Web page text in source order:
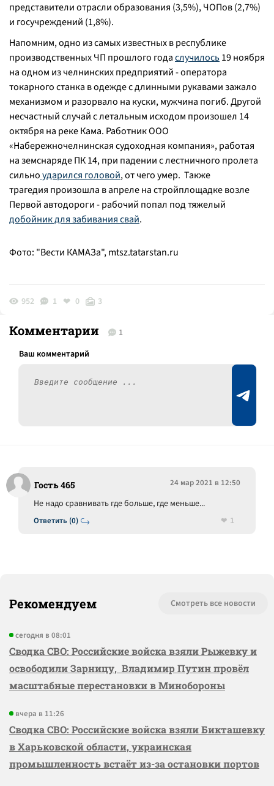
представители отрасли образования (3,5%), ЧОПов (2,7%)
и госучреждений (1,8%).
Напомним, одно из самых известных в республике
производственных ЧП прошлого годаслучилось19 ноября
на одном из челнинских предприятий - оператора
токарного станка в одежде с длинными рукавами зажало
механизмом и разорвало на куски, мужчина погиб. Другой
несчастный случай с летальным исходом произошел 14
октября на реке Кама. Работник ООО
«Набережночелнинская судоходная компания», работая
на земснаряде ПК 14, при падении с лестничного пролета
сильноударился головой, от чего умер. Также
трагедия произошла в апреле на стройплощадке возле
Первой автодороги - рабочий попал под тяжелый
добойник для забивания свай.
Фото: "Вести КАМАЗа",mtsz.tatarstan.ru
952 1 0 3
Комментарии 1
Гость 465 24 мар 2021 в 12:50
Ответить (0)
Не надо сравнивать где больше, где меньше...
1
Рекомендуем Смотреть все новости
сегодня в 08:01
Сводка СВО: Российские войска взяли Рыжевку и
освободили Зарницу, Владимир Путин провёл
масштабные перестановки в Минобороны
вчера в 11:26
Сводка СВО: Российские войска взяли Бикташевку
в Харьковской области, украинская
промышленность встаёт из-за остановки портов